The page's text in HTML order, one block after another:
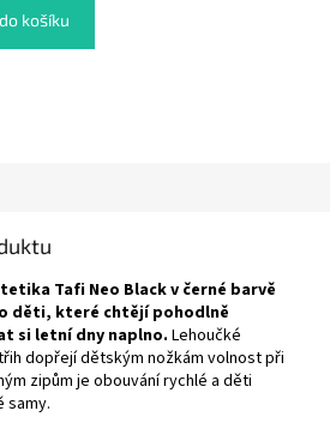
košíku
Tafi Neo Black v černé barvě
děti, které chtějí pohodlně
si letní dny naplno. Lehoučké
dopřejí dětským nožkám volnost při
zipům je obouvání rychlé a děti
samy.